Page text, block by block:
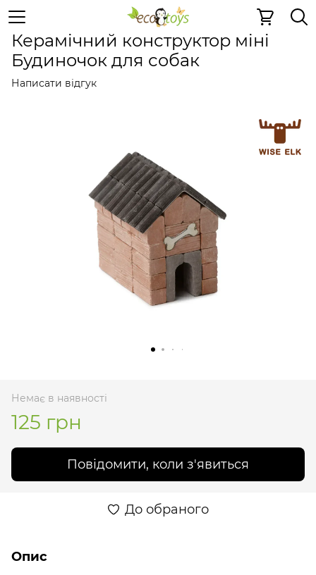
Керамічні конструктори Керамічний конструктор
Керамічний конструктор міні
Будиночок для собак
Написати відгук
Немає в наявності
125 грн
Повідомити, коли з'явиться
До обраного
Опис